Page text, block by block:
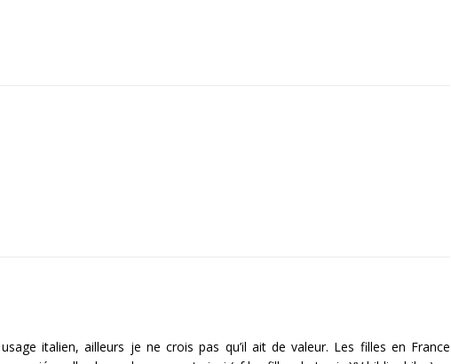
italien, ailleurs je ne crois pas qu’il ait de valeur. Les filles en France